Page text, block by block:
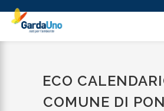
Gardauno
Spa
ECO
COMUNE DI